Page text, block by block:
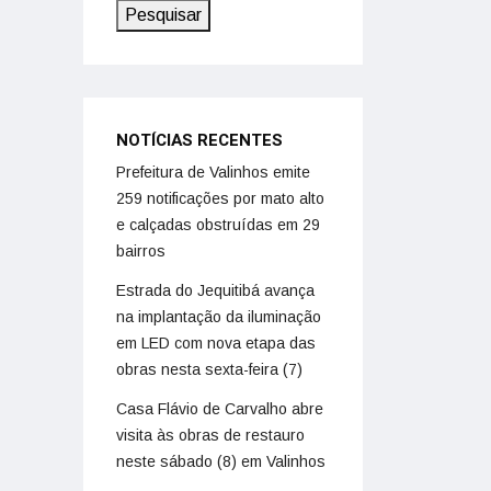
Pesquisar
NOTÍCIAS RECENTES
Prefeitura de Valinhos emite
259 notificações por mato alto
e calçadas obstruídas em 29
bairros
Estrada do Jequitibá avança
na implantação da iluminação
em LED com nova etapa das
obras nesta sexta-feira (7)
Casa Flávio de Carvalho abre
visita às obras de restauro
neste sábado (8) em Valinhos